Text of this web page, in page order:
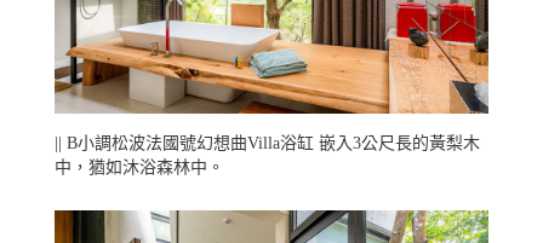
|| B小調松波法國號幻想曲Villa浴缸 嵌入3公尺長的黃梨木
中，猶如沐浴森林中。